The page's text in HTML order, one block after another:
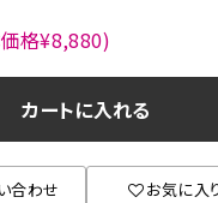
格¥8,880)
カートに入れる
合わせ お気に入